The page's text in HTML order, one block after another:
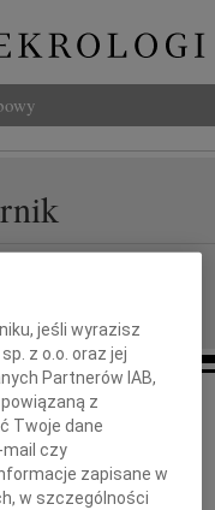
nie umierają nigdy,
to nieśmiertelność
jeśli wyrazisz
z o.o. oraz jej
Partnerów IAB,
z
Twoje dane
mail czy
zapisane w
w szczególności